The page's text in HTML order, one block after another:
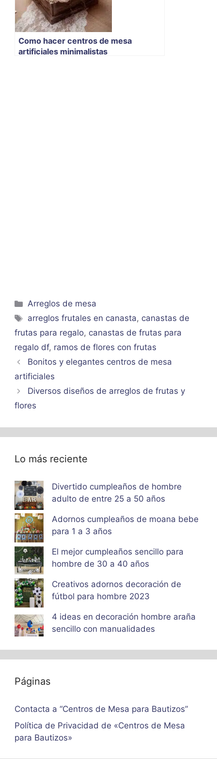
Como hacer centros de mesa
artificiales minimalistas
Categorías
Arreglos de mesa
Etiquetas
arreglos frutales en canasta, canastas de
frutas para regalo, canastas de frutas para
regalo df, ramos de flores con frutas
Bonitos y elegantes centros de mesa
artificiales
Diversos diseños de arreglos de frutas y
flores
Lo más reciente
Divertido cumpleaños de hombre
adulto de entre 25 a 50 años
Adornos cumpleaños de moana bebe
para 1 a 3 años
El mejor cumpleaños sencillo para
hombre de 30 a 40 años
Creativos adornos decoración de
fútbol para hombre 2023
4 ideas en decoración hombre araña
sencillo con manualidades
Páginas
Contacta a “Centros de Mesa para Bautizos”
Política de Privacidad de «Centros de Mesa
para Bautizos»